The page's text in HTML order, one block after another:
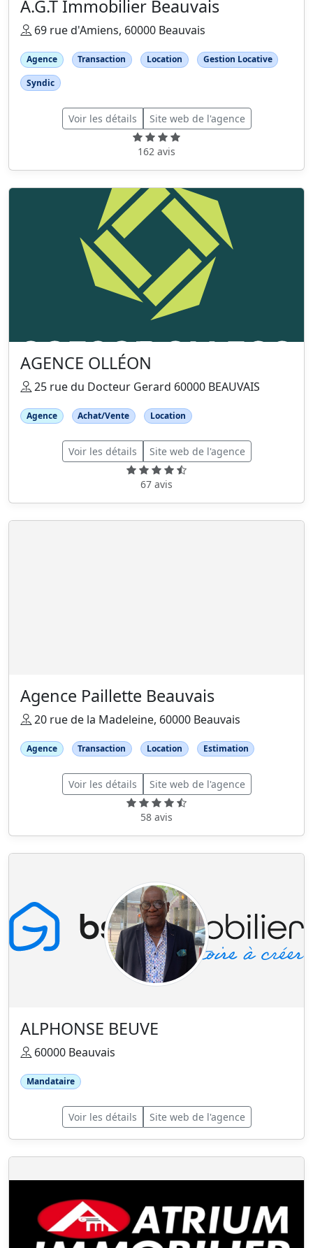
A.G.T Immobilier Beauvais
69 rue d'Amiens, 60000 Beauvais
Agence Transaction Location
Gestion Locative
Syndic
Voir les détails Site web de l'agence
162 avis
AGENCE OLLÉON
25 rue du Docteur Gerard 60000 BEAUVAIS
Agence Achat/Vente Location
Voir les détails Site web de l'agence
67 avis
Agence Paillette Beauvais
20 rue de la Madeleine, 60000 Beauvais
Agence Transaction Location Estimation
Voir les détails Site web de l'agence
58 avis
ALPHONSE BEUVE
60000 Beauvais
Mandataire
Voir les détails Site web de l'agence